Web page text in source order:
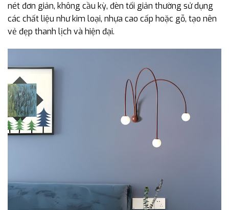
nét đơn giản, không cầu kỳ, đèn tối giản thường sử dụng
các chất liệu như kim loại, nhựa cao cấp hoặc gỗ, tạo nên
vẻ đẹp thanh lịch và hiện đại.